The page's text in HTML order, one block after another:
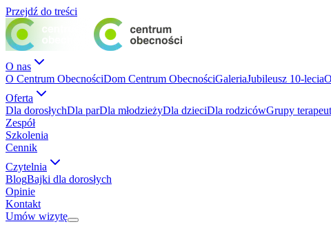
Przejdź do treści
O nas
O Centrum ObecnościDom Centrum ObecnościGaleriaJubileusz 10-lecia
Oferta
Dla dorosłychDla parDla młodzieżyDla dzieciDla rodzicówGrupy
Zespół
Szkolenia
Cennik
Czytelnia
BlogBajki dla dorosłych
Opinie
Kontakt
Umów wizytę